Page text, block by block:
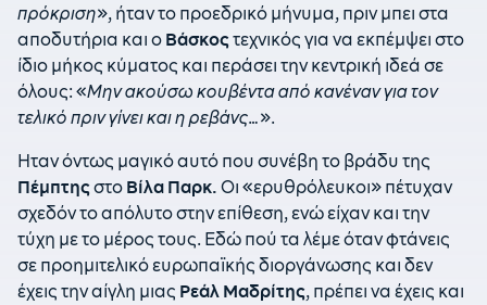
πρόκριση», ήταν το προεδρικό μήνυμα, πριν μπει στα
αποδυτήρια και ο Βάσκοςτεχνικός για να εκπέμψει στο
ίδιο μήκος κύματος και περάσει την κεντρική ιδεά σε
όλους: «Μην ακούσω κουβέντα από κανέναν για τον
τελικό πριν γίνει και η ρεβάνς…».
Ηταν όντως μαγικό αυτό που συνέβη το βράδυ της
Πέμπτηςστο Βίλα Παρκ. Οι «ερυθρόλευκοι» πέτυχαν
σχεδόν το απόλυτο στην επίθεση, ενώ είχαν και την
τύχη με το μέρος τους. Εδώ πού τα λέμε όταν φτάνεις
σε προημιτελικό ευρωπαϊκής διοργάνωσης και δεν
έχεις την αίγλη μιας Ρεάλ Μαδρίτης, πρέπει να έχεις και